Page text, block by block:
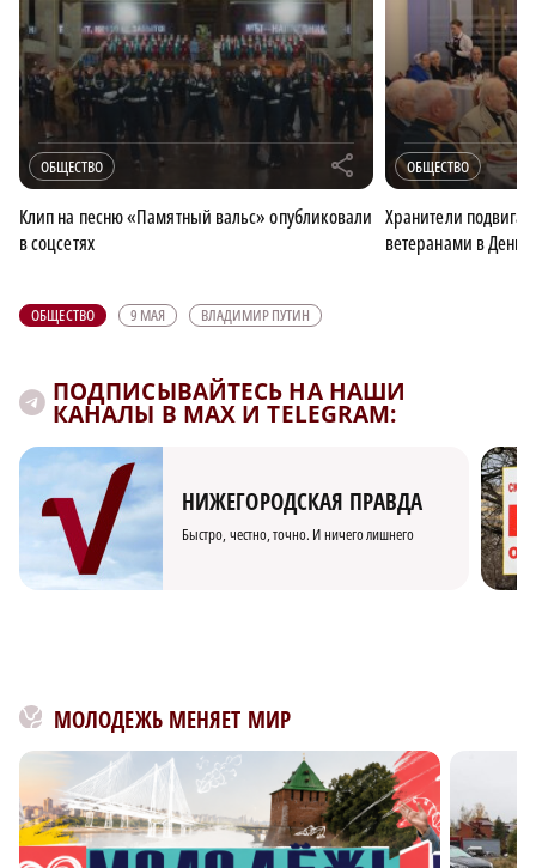
ОБЩЕСТВО r
Клип на песню «Памятный вальс» опубликовали
в соцсетях
ОБЩЕСТВО
Хранители подвига:
ветеранами в День
ОБЩЕСТВО 9 МАЯ ВЛАДИМИР ПУТИН
ПОДПИСЫВАЙТЕСЬ НА НАШИ
КАНАЛЫ В MAX И TELEGRAM:
НИЖЕГОРОДСКАЯ ПРАВДА
Быстро, честно, точно. И ничего лишнего
МОЛОДЕЖЬ МЕНЯЕТ МИР